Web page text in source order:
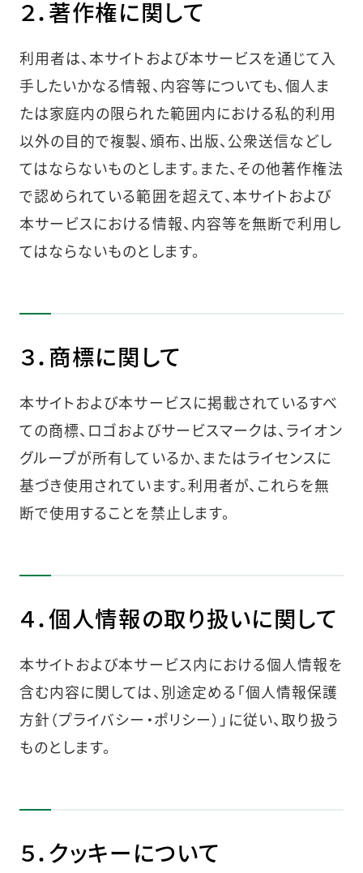
２．著作権に関して
利用者は、本サイトおよび本サービスを通じて入
手したいかなる情報、内容等についても、個人ま
たは家庭内の限られた範囲内における私的利用
以外の目的で複製、頒布、出版、公衆送信などし
てはならないものとします。また、その他著作権法
で認められている範囲を超えて、本サイトおよび
本サービスにおける情報、内容等を無断で利用し
てはならないものとします。
３．商標に関して
本サイトおよび本サービスに掲載されているすべ
ての商標、ロゴおよびサービスマークは、ライオン
グループが所有しているか、またはライセンスに
基づき使用されています。利用者が、これらを無
断で使用することを禁止します。
４．個人情報の取り扱いに関して
本サイトおよび本サービス内における個人情報を
含む内容に関しては、別途定める「個人情報保護
方針（プライバシー・ポリシー）」に従い、取り扱う
ものとします。
５．クッキーについて